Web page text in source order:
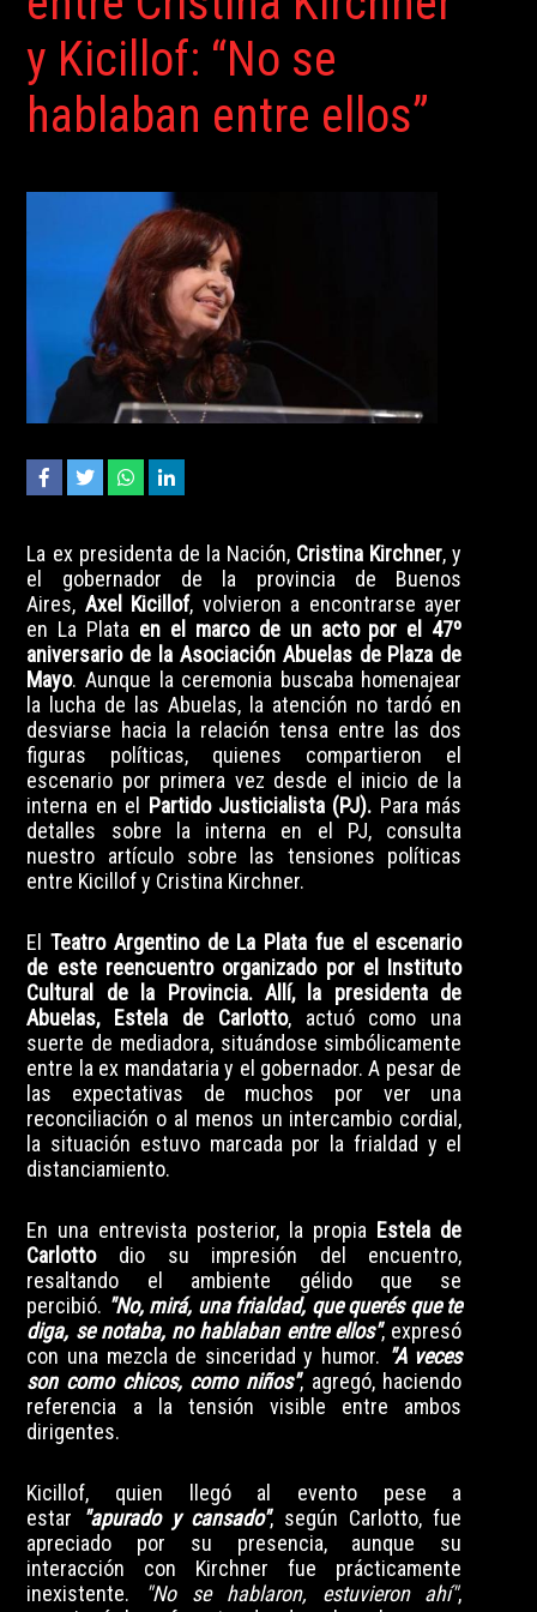
y Kicillof: “No se
hablaban entre ellos”
La ex presidenta de la Nación, Cristina Kirchner, y
el gobernador de la provincia de Buenos
Aires, Axel Kicillof, volvieron a encontrarse ayer
en La Plata en el marco de un acto por el 47º
aniversario de la Asociación Abuelas de Plaza de
Mayo. Aunque la ceremonia buscaba homenajear
la lucha de las Abuelas, la atención no tardó en
desviarse hacia la relación tensa entre las dos
figuras políticas, quienes compartieron el
escenario por primera vez desde el inicio de la
interna en el Partido Justicialista (PJ). Para más
detalles sobre la interna en el PJ, consulta
nuestro artículo sobre las tensiones políticas
entre Kicillof y Cristina Kirchner.
ElTeatro Argentino de La Plata fue el escenario
de este reencuentro organizado por el Instituto
Cultural de la Provincia. Allí, la presidenta de
Abuelas, Estela de Carlotto, actuó como una
suerte de mediadora, situándose simbólicamente
entre la ex mandataria y el gobernador. A pesar de
las expectativas de muchos por ver una
reconciliación o al menos un intercambio cordial,
la situación estuvo marcada por la frialdad y el
distanciamiento.
En una entrevista posterior, la propia Estela de
Carlottodio su impresión del encuentro,
resaltando el ambiente gélido que se
percibió. "No, mirá, una frialdad, que querés que te
diga, se notaba, no hablaban entre ellos", expresó
con una mezcla de sinceridad y humor. "A veces
son como chicos, como niños", agregó, haciendo
referencia a la tensión visible entre ambos
dirigentes.
Kicillof, quien llegó al evento pese a
estar
"apurado y cansado", según Carlotto, fue
apreciado por su presencia, aunque su
interacción con Kirchner fue prácticamente
inexistente.
"No se hablaron, estuvieron ahí",